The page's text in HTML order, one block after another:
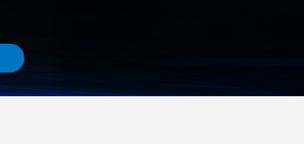
用機械の制御盤 ●ビルや施設の配電